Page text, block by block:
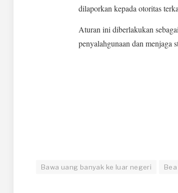
dilaporkan kepada otoritas
Aturan ini diberlakukan
penyalahgunaan dan menjaga
Bawa uang banyak ke luar negeri